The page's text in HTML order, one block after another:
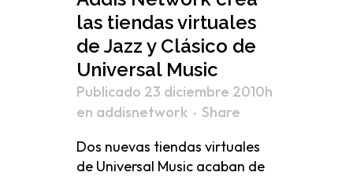
las tiendas virtuales
de Jazz y Clásico de
Universal Music
Publicado 23 diciembre 2010h
en addisnetwork
Share
Dos nuevas tiendas virtuales
de Universal Music acaban de